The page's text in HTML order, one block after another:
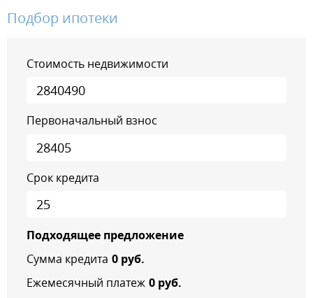
Подбор ипотеки
Стоимость недвижимости
Первоначальный взнос
Срок кредита
Подходящее предложение
Сумма кредита 0руб.
Ежемесячный платеж 0руб.